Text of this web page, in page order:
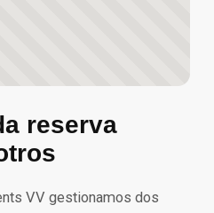
reserva
VV gestionamos dos